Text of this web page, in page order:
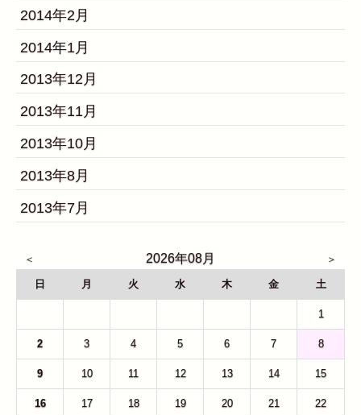
2014年2月
2014年1月
2013年12月
2013年11月
2013年10月
2013年8月
2013年7月
2026年08月
日 月 火 水 木 金 土
1
2 3 4 5 6 7 8
9 10 11 12 13 14 15
16 17 18 19 20 21 22